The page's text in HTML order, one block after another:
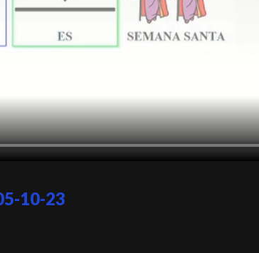
10-23